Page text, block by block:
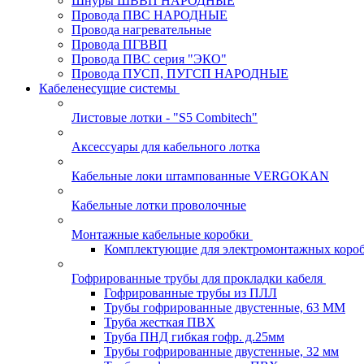
Провода ПВС НАРОДНЫЕ
Провода нагревательные
Провода ПГВВП
Провода ПВС серия "ЭКО"
Провода ПУСП, ПУГСП НАРОДНЫЕ
Кабеленесущие системы
Листовые лотки - "S5 Combitech"
Аксессуары для кабельного лотка
Кабельные локи штампованные VERGOKAN
Кабельные лотки проволочные
Монтажные кабельные коробки
Комплектующие для электромонтажных
Гофрированные трубы для прокладки кабеля
Гофрированные трубы из ПЛЛ
Трубы гофрированные двустенные, 63 ММ
Труба жесткая ПВХ
Труба ПНД гибкая гофр. д.25мм
Трубы гофрированные двустенные, 32 мм